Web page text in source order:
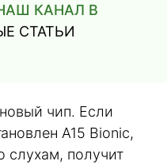
КАНАЛ В
СТАТЬИ
чип. Если
A15 Bionic,
слухам, получит